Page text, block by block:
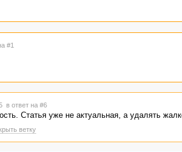
#1
в ответ на #6
Статья уже не актуальная, а удалять
ветку